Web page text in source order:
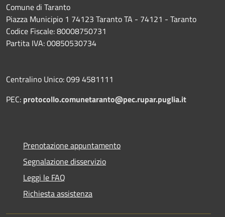
Comune di Taranto
Piazza Municipio 1 74123 Taranto TA - 74121 - Taranto
Codice Fiscale: 80008750731
Partita IVA: 00850530734
Centralino Unico: 099 4581111
PEC: protocollo.comunetaranto@pec.rupar.puglia.it
Prenotazione appuntamento
Segnalazione disservizio
Leggi le FAQ
Richiesta assistenza